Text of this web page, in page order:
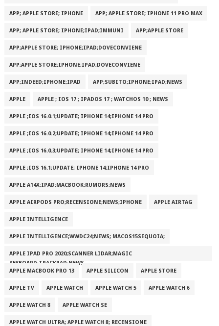
APP; APPLE STORE; IPHONE APP; APPLE STORE; IPHONE 11 PRO MAX
APP; APPLE STORE; IPHONE;IPAD;IMMUNI APP;APPLE STORE
APP;APPLE STORE; IPHONE;IPAD;DOVECONVIENE
APP;APPLE STORE;IPHONE;IPAD;DOVECONVIENE
APP;INDEED;IPHONE;IPAD APP;SUBITO;IPHONE;IPAD;NEWS
APPLE APPLE ; IOS 17 ; IPADOS 17 ; WATCHOS 10 ; NEWS
APPLE ;IOS 16.0.1;UPDATE; IPHONE 14;IPHONE 14 PRO
APPLE ;IOS 16.0.2;UPDATE; IPHONE 14;IPHONE 14 PRO
APPLE ;IOS 16.0.3;UPDATE; IPHONE 14;IPHONE 14 PRO
APPLE ;IOS 16.1;UPDATE; IPHONE 14;IPHONE 14 PRO
APPLE A14X;IPAD;MACBOOK;RUMORS;NEWS
APPLE AIRPODS PRO;RECENSIONE;NEWS;IPHONE APPLE AIRTAG
APPLE INTELLIGENCE
APPLE INTELLIGENCE;WWDC24;NEWS; MACOS15SEQUOIA;
APPLE IPAD PRO 2020;SCANNER LIDAR;MAGIC
KEYBOARD;TRACKPAD;NEWS
APPLE MACBOOK PRO 13
APPLE SILICON APPLE STORE
APPLE TV APPLE WATCH APPLE WATCH 5 APPLE WATCH 6
APPLE WATCH 8 APPLE WATCH SE
APPLE WATCH ULTRA; APPLE WATCH 8; RECENSIONE